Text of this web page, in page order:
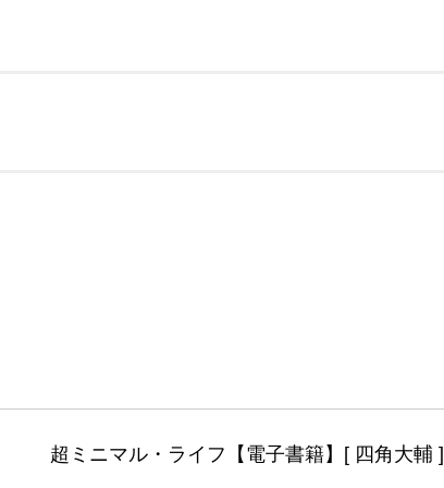
超ミニマル・ライフ【電子書籍】[ 四角大輔 ]